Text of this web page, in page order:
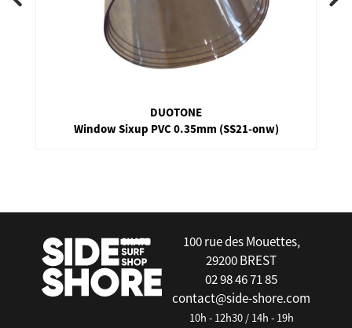
DUOTONE
Window Sixup PVC 0.35mm (SS21-onw)
100 rue des Mouettes,
29200 BREST
02 98 46 71 85
contact@side-shore.com
10h - 12h30 / 14h - 19h